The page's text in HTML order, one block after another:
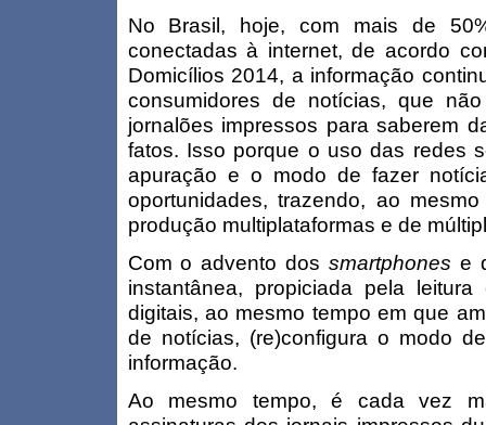
No Brasil, hoje, com mais de
conectadas à internet, de acordo
Domicílios 2014, a informação
consumidores de notícias, que
jornalões impressos para saberem
fatos. Isso porque o uso das redes
apuração e o modo de fazer
oportunidades, trazendo, ao
produção multiplataformas e de
Com o advento dossmartphones e
instantânea, propiciada pela leitura
digitais, ao mesmo tempo em que
de notícias, (re)configura o modo
informação.
Ao mesmo tempo, é cada vez